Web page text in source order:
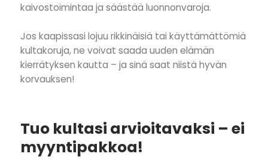
kaivostoimintaa ja säästää luonnonvaroja.
Jos kaapissasi lojuu rikkinäisiä tai käyttämättömiä
kultakoruja, ne voivat saada uuden elämän
kierrätyksen kautta – ja sinä saat niistä hyvän
korvauksen!
Tuo kultasi arvioitavaksi – ei
myyntipakkoa!